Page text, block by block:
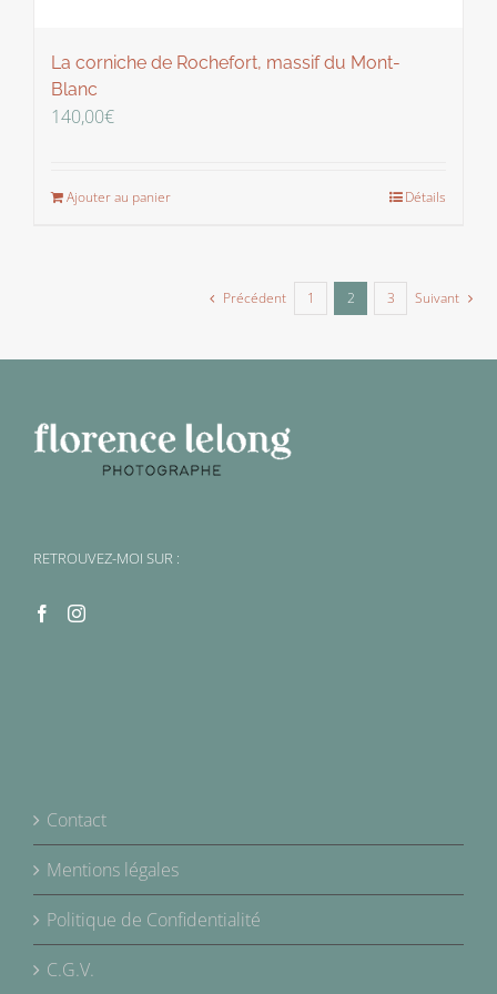
La corniche de Rochefort, massif du Mont-
Blanc
140,00€
Ajouter au panier Détails
Précédent 1 2 3 Suivant
RETROUVEZ-MOI SUR :
Contact
Mentions légales
Politique de Confidentialité
C.G.V.